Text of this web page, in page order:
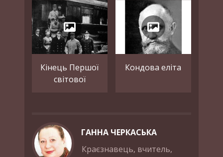
Кінець Першої
світової
Кондова еліта
ГАННА ЧЕРКАСЬКА
Краєзнавець, вчитель,